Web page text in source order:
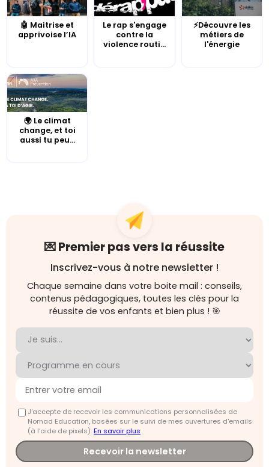
🤖 Maitrise et
apprivoise l’IA
Le rap s'engage
contre la
violence routi...
⚡Découvre les
métiers de
l'énergie
🌍 Le climat
change, et toi
aussi tu peu...
💌 Premier pas vers la réussite
Inscrivez-vous à notre newsletter !
Chaque semaine dans votre boite mail : conseils,
contenus pédagogiques, toutes les clés pour la
réussite de vos enfants et bien plus ! 🎯
J'accepte de recevoir les communications personnalisées de
Nomad Education, basées sur le suivi de mes ouvertures d'emails
(à l’aide de pixels).En savoir plus
Recevoir la newsletter